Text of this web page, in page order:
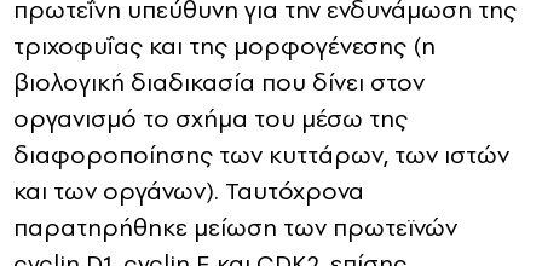
πρωτεΐνη υπεύθυνη για την ενδυνάμωση της
τριχοφυΐας και της μορφογένεσης (η
βιολογική διαδικασία που δίνει στον
οργανισμό το σχήμα του μέσω της
διαφοροποίησης των κυττάρων, των ιστών
και των οργάνων). Ταυτόχρονα
παρατηρήθηκε μείωση των πρωτεϊνών